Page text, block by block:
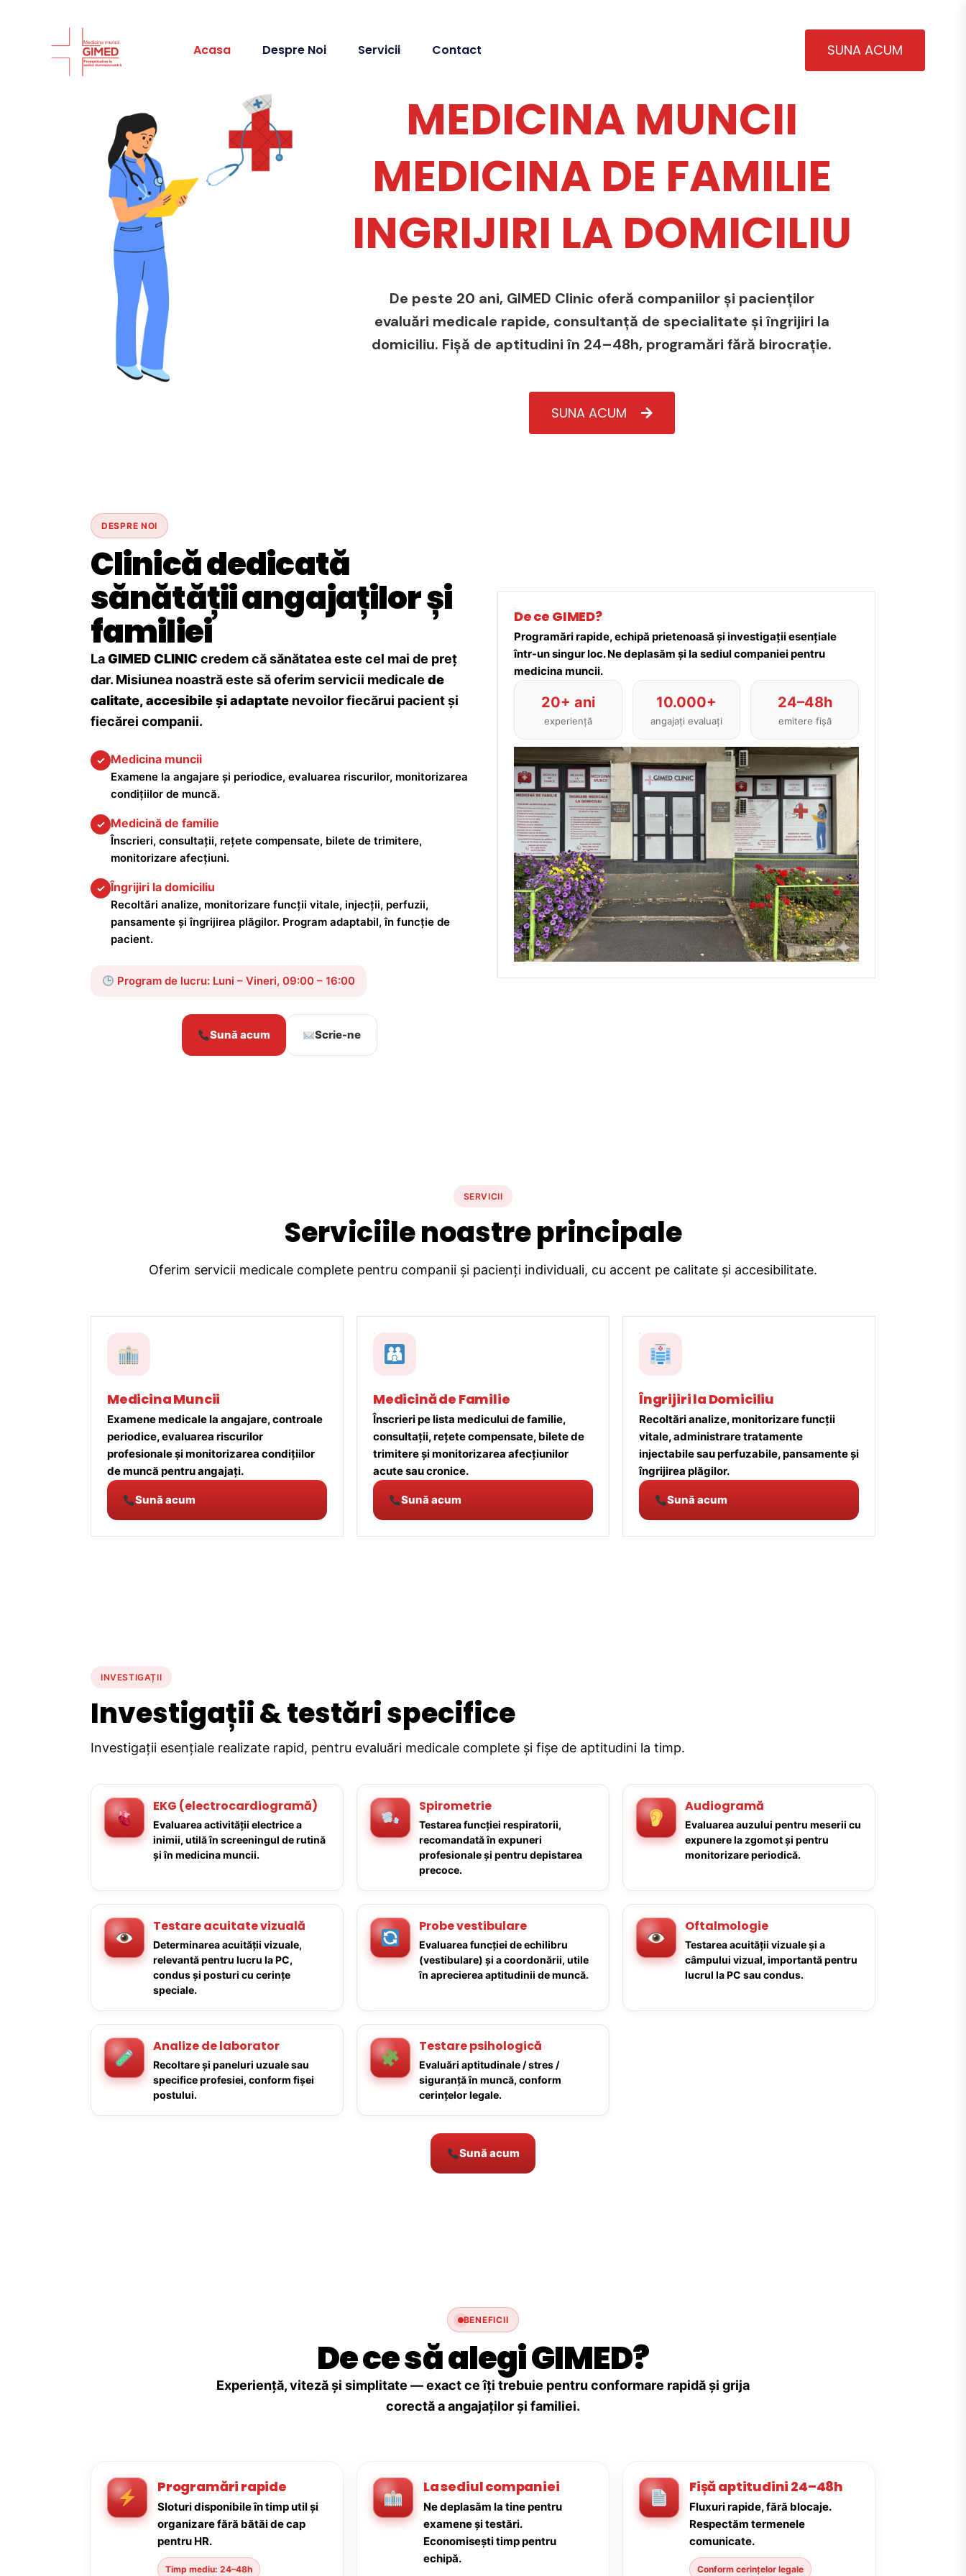
Acasa Despre Noi Servicii Contact SUNA ACUM
MEDICINA MUNCII
MEDICINA DE FAMILIE
INGRIJIRI LA DOMICILIU
De peste 20 ani, GIMED Clinic oferă companiilor și pacienților
evaluări medicale rapide, consultanță de specialitate și îngrijiri la
domiciliu. Fișă de aptitudini în 24–48h, programări fără birocrație.
SUNA ACUM
DESPRE NOI
Clinică dedicată
sănătății angajaților și
familiei
LaGIMED CLINIC credem că sănătatea este cel mai de preț
dar. Misiunea noastră este să oferim servicii medicale de
calitate, accesibile și adaptate nevoilor fiecărui pacient și
fiecărei companii.
✓ Medicina muncii
Examene la angajare și periodice, evaluarea riscurilor, monitorizarea
condițiilor de muncă.
✓ Medicină de familie
Înscrieri, consultații, rețete compensate, bilete de trimitere,
monitorizare afecțiuni.
✓ Îngrijiri la domiciliu
Recoltări analize, monitorizare funcții vitale, injecții, perfuzii,
pansamente și îngrijirea plăgilor. Program adaptabil, în funcție de
pacient.
Program de lucru: Luni – Vineri, 09:00 – 16:00
Sună acum Scrie-ne
De ce GIMED?
Programări rapide, echipă prietenoasă și investigații esențiale
într-un singur loc. Ne deplasăm și la sediul companiei pentru
medicina muncii.
20+ ani
experiență
10.000+
angajați evaluați
24–48h
emitere fișă
SERVICII
Serviciile noastre principale
Oferim servicii medicale complete pentru companii și pacienți individuali, cu accent pe calitate și accesibilitate.
Medicina Muncii
Examene medicale la angajare, controale
periodice, evaluarea riscurilor
profesionale și monitorizarea condițiilor
de muncă pentru angajați.
Sună acum
Medicină de Familie
Înscrieri pe lista medicului de familie,
consultații, rețete compensate, bilete de
trimitere și monitorizarea afecțiunilor
acute sau cronice.
Sună acum
Îngrijiri la Domiciliu
Recoltări analize, monitorizare funcții
vitale, administrare tratamente
injectabile sau perfuzabile, pansamente și
îngrijirea plăgilor.
Sună acum
INVESTIGAȚII
Investigații & testări specifice
Investigații esențiale realizate rapid, pentru evaluări medicale complete și fișe de aptitudini la timp.
EKG (electrocardiogramă)
Evaluarea activității electrice a
inimii, utilă în screeningul de rutină
și în medicina muncii.
Spirometrie
Testarea funcției respiratorii,
recomandată în expuneri
profesionale și pentru depistarea
precoce.
Audiogramă
Evaluarea auzului pentru meserii cu
expunere la zgomot și pentru
monitorizare periodică.
Testare acuitate vizuală
Determinarea acuității vizuale,
relevantă pentru lucru la PC,
condus și posturi cu cerințe
speciale.
Probe vestibulare
Evaluarea funcției de echilibru
(vestibulare) și a coordonării, utile
în aprecierea aptitudinii de muncă.
Oftalmologie
Testarea acuității vizuale și a
câmpului vizual, importantă pentru
lucrul la PC sau condus.
Analize de laborator
Recoltare și paneluri uzuale sau
specifice profesiei, conform fișei
postului.
Testare psihologică
Evaluări aptitudinale / stres /
siguranță în muncă, conform
cerințelor legale.
Sună acum
BENEFICII
De ce să alegi GIMED?
Experiență, viteză și simplitate — exact ce îți trebuie pentru conformare rapidă și grija
corectă a angajaților și familiei.
Programări rapide
Sloturi disponibile în timp util și
organizare fără bătăi de cap
pentru HR.
Timp mediu: 24–48h
La sediul companiei
Ne deplasăm la tine pentru
examene și testări.
Economisești timp pentru
echipă.
Fișă aptitudini 24–48h
Fluxuri rapide, fără blocaje.
Respectăm termenele
comunicate.
Conform cerințelor legale